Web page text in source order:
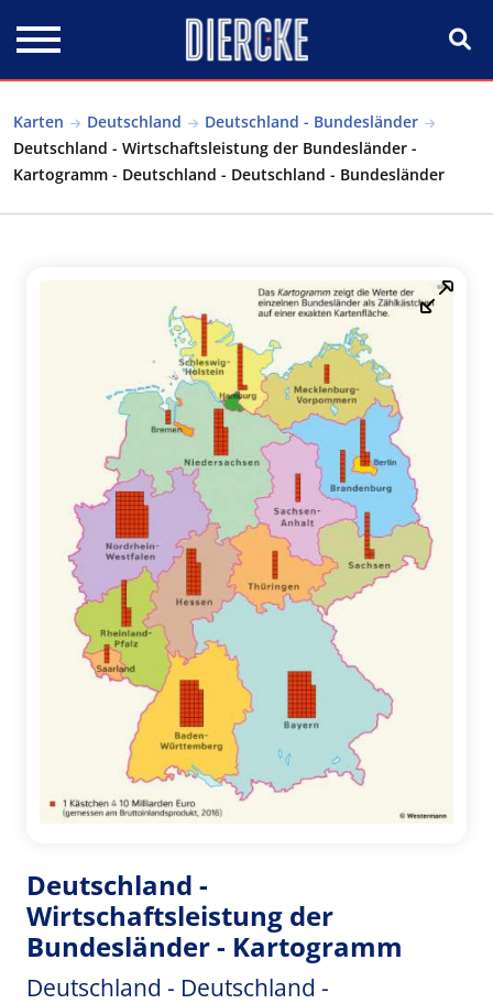
Karten Deutschland
Deutschland - Bundesländer
Deutschland - Wirtschaftsleistung der Bundesländer -
Kartogramm - Deutschland - Deutschland - Bundesländer
Deutschland -
Wirtschaftsleistung der
Bundesländer - Kartogramm
Deutschland - Deutschland -